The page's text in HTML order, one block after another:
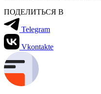
ПОДЕЛИТЬСЯ В
Telegram
Vkontakte